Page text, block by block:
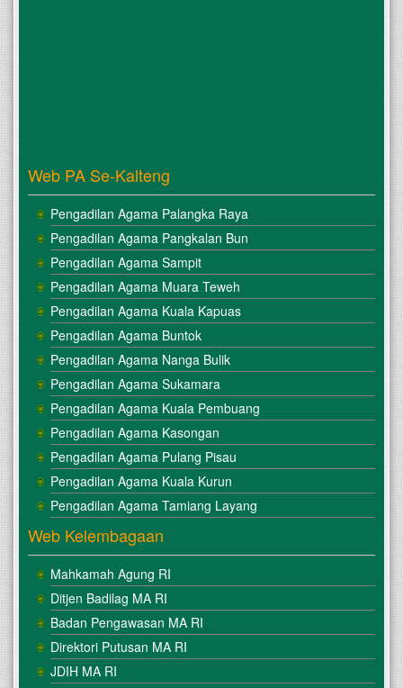
Web PA Se-Kalteng
Pengadilan Agama Palangka Raya
Pengadilan Agama Pangkalan Bun
Pengadilan Agama Sampit
Pengadilan Agama Muara Teweh
Pengadilan Agama Kuala Kapuas
Pengadilan Agama Buntok
Pengadilan Agama Nanga Bulik
Pengadilan Agama Sukamara
Pengadilan Agama Kuala Pembuang
Pengadilan Agama Kasongan
Pengadilan Agama Pulang Pisau
Pengadilan Agama Kuala Kurun
Pengadilan Agama Tamiang Layang
Web Kelembagaan
Mahkamah Agung RI
Ditjen Badilag MA RI
Badan Pengawasan MA RI
Direktori Putusan MA RI
JDIH MA RI